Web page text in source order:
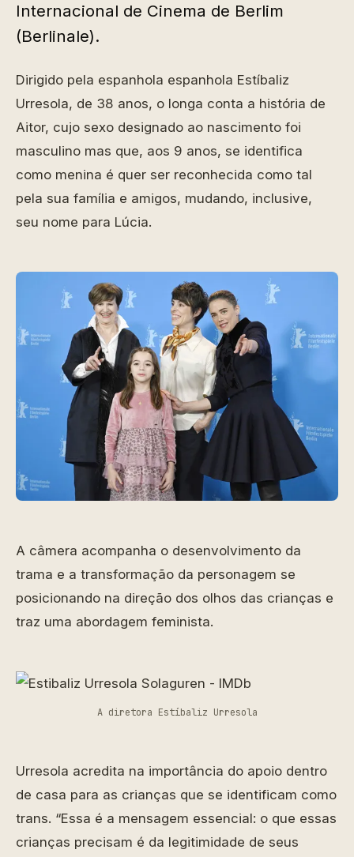
Internacional de Cinema de Berlim
(Berlinale).
Dirigido pela espanhola espanhola Estíbaliz
Urresola, de 38 anos, o longa conta a história de
Aitor, cujo sexo designado ao nascimento foi
masculino mas que, aos 9 anos, se identifica
como menina é quer ser reconhecida como tal
pela sua família e amigos, mudando, inclusive,
seu nome para Lúcia.
A câmera acompanha o desenvolvimento da
trama e a transformação da personagem se
posicionando na direção dos olhos das crianças e
traz uma abordagem feminista.
A diretora Estíbaliz Urresola
Urresola acredita na importância do apoio dentro
de casa para as crianças que se identificam como
trans. “Essa é a mensagem essencial: o que essas
crianças precisam é da legitimidade de seus